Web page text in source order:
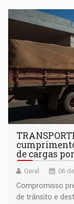
de cargas
Geral 06
Compromisso
de trânsito e